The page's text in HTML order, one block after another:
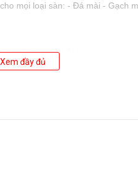
mọi loại sàn: - Đá mài - Gạch
nước (Loại xô 5L).
Công ty TNHH Quốc Tế
Xem đầy đủ